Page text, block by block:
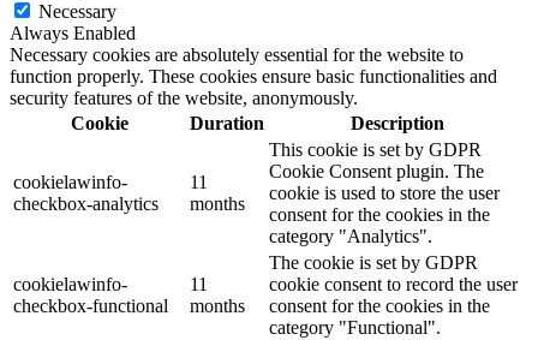
Necessary
Always Enabled
Necessary cookies are absolutely essential for the website to
function properly. These cookies ensure basic functionalities and
security features of the website, anonymously.
Cookie
Duration Description
cookielawinfo-
checkbox-analytics
11
months
This cookie is set by GDPR
Cookie Consent plugin. The
cookie is used to store the user
consent for the cookies in the
category "Analytics".
cookielawinfo-
checkbox-functional
11
months
The cookie is set by GDPR
cookie consent to record the user
consent for the cookies in the
category "Functional".